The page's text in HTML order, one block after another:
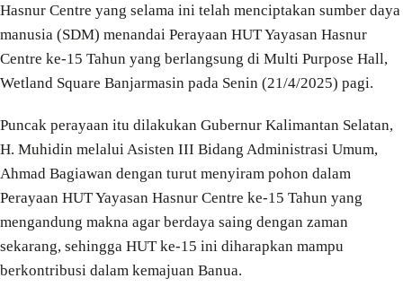
Hasnur Centre yang selama ini telah menciptakan sumber daya
manusia (SDM) menandai Perayaan HUT Yayasan Hasnur
Centre ke-15 Tahun yang berlangsung di Multi Purpose Hall,
Wetland Square Banjarmasin pada Senin (21/4/2025) pagi.
Puncak perayaan itu dilakukan Gubernur Kalimantan Selatan,
H. Muhidin melalui Asisten III Bidang Administrasi Umum,
Ahmad Bagiawan dengan turut menyiram pohon dalam
Perayaan HUT Yayasan Hasnur Centre ke-15 Tahun yang
mengandung makna agar berdaya saing dengan zaman
sekarang, sehingga HUT ke-15 ini diharapkan mampu
berkontribusi dalam kemajuan Banua.